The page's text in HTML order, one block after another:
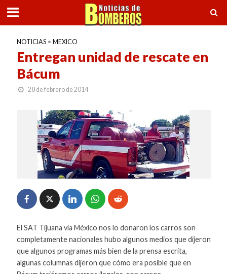
NOTICIAS • MEXICO
Entregan unidad de rescate en
Bácum
28 de febrero de 2014
El SAT Tijuana vía México nos lo donaron los carros son
completamente nacionales hubo algunos medios que dijeron
que algunos programas más bien de la prensa escrita,
algunas columnas dijeron que cómo era posible que en